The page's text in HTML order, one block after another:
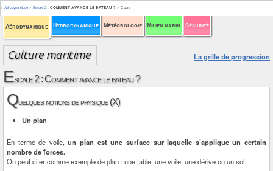
Aérodynamique Hydrodynamique Météorologie Milieu marin Sécurité
> Aérodynamique > Escale 2 : COMMENT AVANCE LE BATEAU ? > Cours
La grille de progression
Escale 2 : Comment avance le bateau ?
Quelques notions de physique (X)
Un plan
En terme de voile,un plan est une surface sur laquelle s’applique un certain
nombre de forces.
On peut citer comme exemple de plan : une table, une voile, une dérive ou un sol.